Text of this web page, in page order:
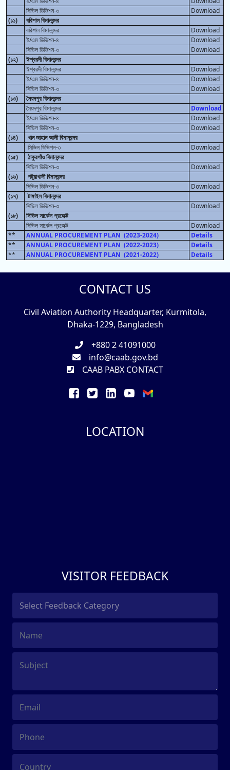
সিভিল ডিভিশন-৩
Download
(১১)
বরিশাল বিমানবন্দর
বরিশাল বিমানবন্দর
Download
ই/এম ডিভিশন-৪
Download
সিভিল ডিভিশন-৩
Download
(১২)
ঈশ্বরদী বিমানবন্দর
ঈশ্বরদী বিমানবন্দর
Download
ই/এম ডিভিশন-৪
Download
সিভিল ডিভিশন-৩
Download
(১৩)
সৈয়দপুর বিমানবন্দর
সৈয়দপুর বিমানবন্দর
Download
ই/এম ডিভিশন-৪
Download
সিভিল ডিভিশন-৩
Download
(১৪)
খান জাহান আলী বিমানবন্দর
সিভিল ডিভিশন-৩
Download
(১৫)
ঠাকুরগাঁও বিমানবন্দর
সিভিল ডিভিশন-৩
Download
(১৬)
পটুয়াখালী বিমানবন্দর
সিভিল ডিভিশন-৩
Download
(১৭)
টাঙ্গাইল বিমানবন্দর
সিভিল ডিভিশন-৩
Download
(১৮)
সিভিল সার্কেল প্রজেক্ট
সিভিল সার্কেল প্রজেক্ট
Download
**
ANNUAL PROCUREMENT PLAN (2023-2024)
Details
**
ANNUAL PROCUREMENT PLAN (2022-2023)
Details
**
ANNUAL PROCUREMENT PLAN (2021-2022) Details
CONTACT US
Civil Aviation Authority Headquarter, Kurmitola,
Dhaka-1229, Bangladesh
+880 2 41091000
info@caab.gov.bd
CAAB PABX CONTACT
LOCATION
VISITOR FEEDBACK